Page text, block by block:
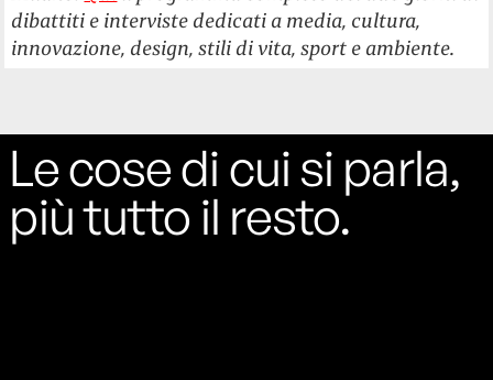
dibattiti e interviste dedicati a media, cultura,
innovazione, design, stili di vita, sport e ambiente.
Le cose di cui si parla,
più tutto il resto.